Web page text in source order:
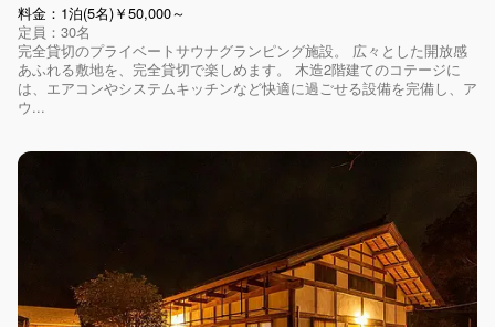
料金：1泊(5名)￥50,000～
定員：30名
完全貸切のプライベートサウナグランピング施設。 広々とした開放感
あふれる敷地を、完全貸切で楽しめます。 木造2階建てのコテージに
は、エアコンやシステムキッチンなど快適に過ごせる設備を完備し、ア
ウ...